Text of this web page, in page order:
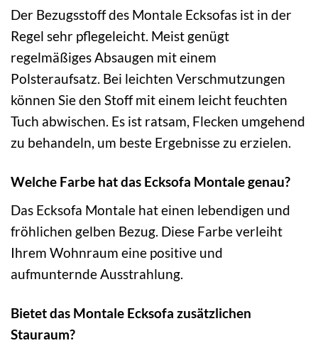
Der Bezugsstoff des Montale Ecksofas ist in der
Regel sehr pflegeleicht. Meist genügt
regelmäßiges Absaugen mit einem
Polsteraufsatz. Bei leichten Verschmutzungen
können Sie den Stoff mit einem leicht feuchten
Tuch abwischen. Es ist ratsam, Flecken umgehend
zu behandeln, um beste Ergebnisse zu erzielen.
Welche Farbe hat das Ecksofa Montale genau?
Das Ecksofa Montale hat einen lebendigen und
fröhlichen gelben Bezug. Diese Farbe verleiht
Ihrem Wohnraum eine positive und
aufmunternde Ausstrahlung.
Bietet das Montale Ecksofa zusätzlichen
Stauraum?